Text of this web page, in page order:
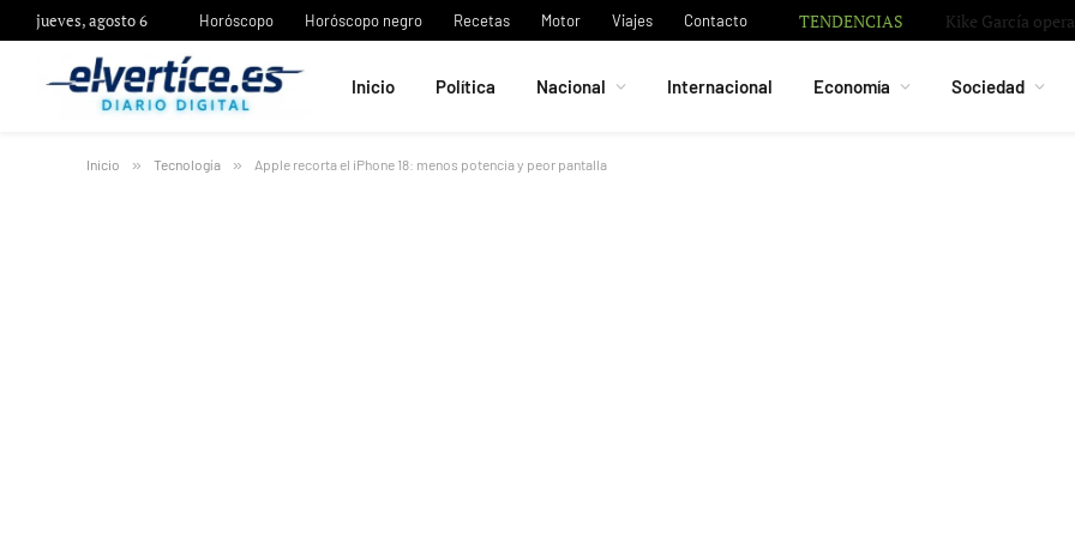
jueves, agosto 6 Horóscopo Horóscopo negro Recetas Motor Viajes Contacto TENDENCIAS El Almería y su
Inicio Política Nacional Internacional Economía Sociedad
Inicio » Tecnología » Apple recorta el iPhone 18: menos potencia y peor pantalla